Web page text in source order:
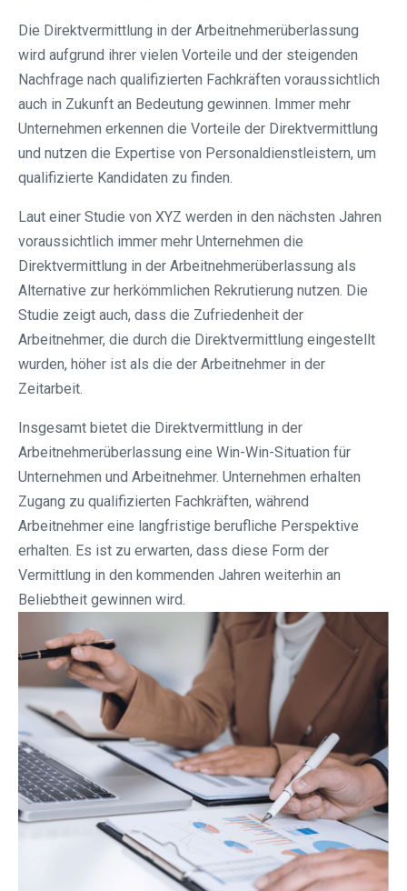
Die Direktvermittlung in der Arbeitnehmerüberlassung
wird aufgrund ihrer vielen Vorteile und der steigenden
Nachfrage nach qualifizierten Fachkräften voraussichtlich
auch in Zukunft an Bedeutung gewinnen. Immer mehr
Unternehmen erkennen die Vorteile der Direktvermittlung
und nutzen die Expertise von Personaldienstleistern, um
qualifizierte Kandidaten zu finden.
Laut einer Studie von XYZ werden in den nächsten Jahren
voraussichtlich immer mehr Unternehmen die
Direktvermittlung in der Arbeitnehmerüberlassung als
Alternative zur herkömmlichen Rekrutierung nutzen. Die
Studie zeigt auch, dass die Zufriedenheit der
Arbeitnehmer, die durch die Direktvermittlung eingestellt
wurden, höher ist als die der Arbeitnehmer in der
Zeitarbeit.
Insgesamt bietet die Direktvermittlung in der
Arbeitnehmerüberlassung eine Win-Win-Situation für
Unternehmen und Arbeitnehmer. Unternehmen erhalten
Zugang zu qualifizierten Fachkräften, während
Arbeitnehmer eine langfristige berufliche Perspektive
erhalten. Es ist zu erwarten, dass diese Form der
Vermittlung in den kommenden Jahren weiterhin an
Beliebtheit gewinnen wird.